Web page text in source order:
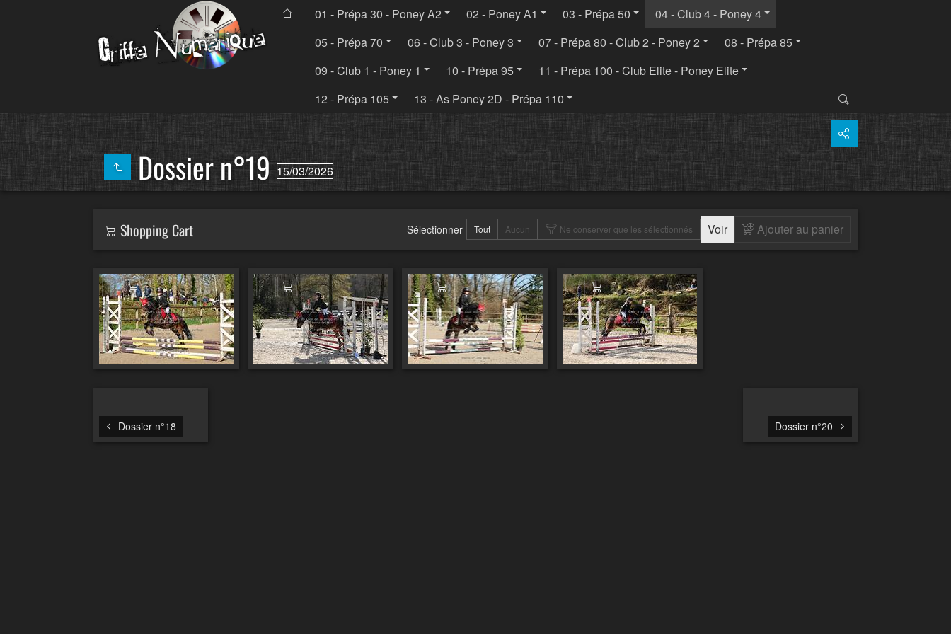
01 - Prépa 30 - Poney A2 02 - Poney A1 03 - Prépa 50
04 - Club 4 - Poney 4
05 - Prépa 70
06 - Club 3 - Poney 3 07 - Prépa 80 - Club 2 - Poney 2
08 - Prépa 85
09 - Club 1 - Poney 1
10 - Prépa 95
11 - Prépa 100 - Club Elite - Poney Elite
12 - Prépa 105
13 - As Poney 2D - Prépa 110
Dossier n°1915/03/2026
Shopping Cart Sélectionner Tout Aucun Ne conserver que les sélectionnés Voir Ajouter au panier
Ajouter au panier Ajouter au panier Ajouter au panier Ajouter au panier
Dossier n°18 Dossier n°20